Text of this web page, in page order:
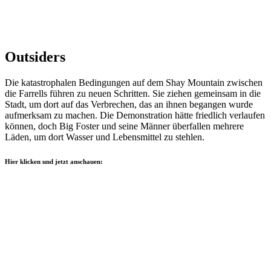
Outsiders
Die katastrophalen Bedingungen auf dem Shay Mountain zwischen
die Farrells führen zu neuen Schritten. Sie ziehen gemeinsam in die
Stadt, um dort auf das Verbrechen, das an ihnen begangen wurde
aufmerksam zu machen. Die Demonstration hätte friedlich verlaufen
können, doch Big Foster und seine Männer überfallen mehrere
Läden, um dort Wasser und Lebensmittel zu stehlen.
Hier klicken und jetzt anschauen: